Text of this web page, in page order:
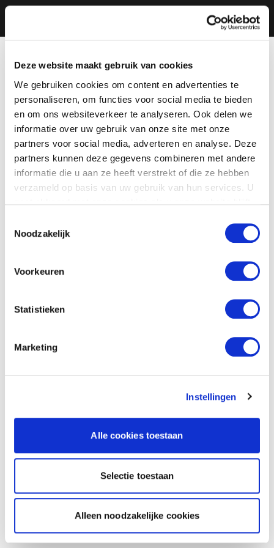
Deze website maakt gebruik van cookies
We gebruiken cookies om content en advertenties te
personaliseren, om functies voor social media te bieden
en om ons websiteverkeer te analyseren. Ook delen we
informatie over uw gebruik van onze site met onze
partners voor social media, adverteren en analyse. Deze
partners kunnen deze gegevens combineren met andere
informatie die u aan ze heeft verstrekt of die ze hebben
verzameld op basis van uw gebruik van hun services. U
Noodzakelijk
Voorkeuren
Statistieken
Marketing
Instellingen
Alle cookies toestaan
Selectie toestaan
Alleen noodzakelijke cookies